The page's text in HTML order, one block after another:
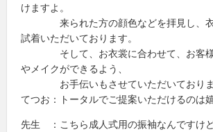
けますよ。
来られた方の顔色などを拝見し、衣
試着いただいております。
そして、お衣裳に合わせて、お客様
やメイクができるよう、
お手伝いもさせていただいておりま
てつお：トータルでご提案いただけるのは
先生 ：こちら成人式用の振袖なんですけ